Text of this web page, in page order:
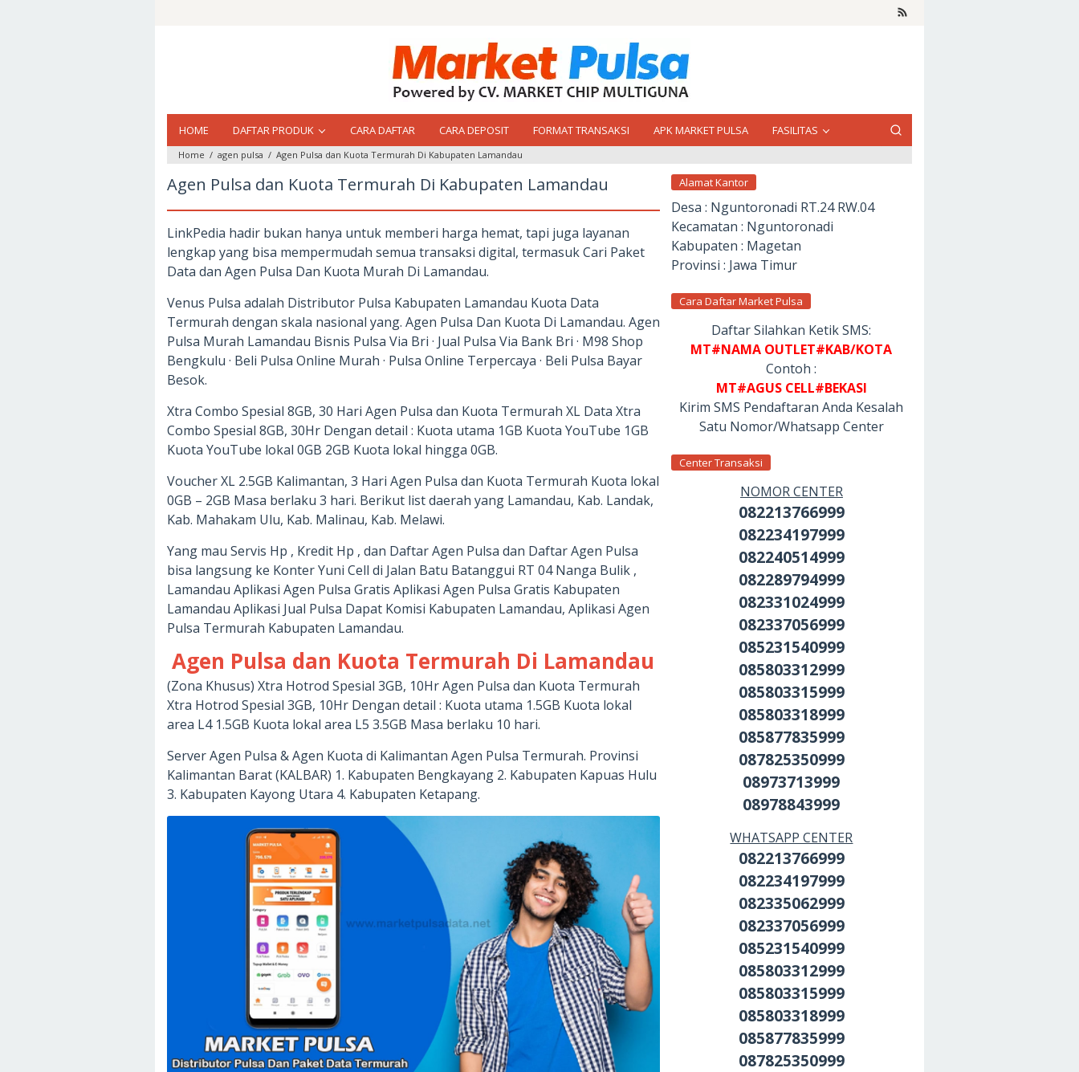
HOME DAFTAR PRODUK CARA DAFTAR CARA DEPOSIT FORMAT TRANSAKSI APK MARKET PULSA FASILITAS
Home / agen pulsa / Agen Pulsa dan Kuota Termurah Di Kabupaten Lamandau
Agen Pulsa dan Kuota Termurah Di Kabupaten Lamandau
LinkPedia hadir bukan hanya untuk memberi harga hemat, tapi juga layanan
lengkap yang bisa mempermudah semua transaksi digital, termasuk Cari Paket
Data dan Agen Pulsa Dan Kuota Murah Di Lamandau.
Venus Pulsa adalah Distributor Pulsa Kabupaten Lamandau Kuota Data
Termurah dengan skala nasional yang. Agen Pulsa Dan Kuota Di Lamandau. Agen
Pulsa Murah Lamandau Bisnis Pulsa Via Bri · Jual Pulsa Via Bank Bri · M98 Shop
Bengkulu · Beli Pulsa Online Murah · Pulsa Online Terpercaya · Beli Pulsa Bayar
Besok.
Xtra Combo Spesial 8GB, 30 Hari Agen Pulsa dan Kuota Termurah XL Data Xtra
Combo Spesial 8GB, 30Hr Dengan detail : Kuota utama 1GB Kuota YouTube 1GB
Kuota YouTube lokal 0GB 2GB Kuota lokal hingga 0GB.
Voucher XL 2.5GB Kalimantan, 3 Hari Agen Pulsa dan Kuota Termurah Kuota lokal
0GB – 2GB Masa berlaku 3 hari. Berikut list daerah yang Lamandau, Kab. Landak,
Kab. Mahakam Ulu, Kab. Malinau, Kab. Melawi.
Yang mau Servis Hp , Kredit Hp , dan Daftar Agen Pulsa dan Daftar Agen Pulsa
bisa langsung ke Konter Yuni Cell di Jalan Batu Batanggui RT 04 Nanga Bulik ,
Lamandau Aplikasi Agen Pulsa Gratis Aplikasi Agen Pulsa Gratis Kabupaten
Lamandau Aplikasi Jual Pulsa Dapat Komisi Kabupaten Lamandau, Aplikasi Agen
Pulsa Termurah Kabupaten Lamandau.
Agen Pulsa dan Kuota Termurah Di Lamandau
(Zona Khusus) Xtra Hotrod Spesial 3GB, 10Hr Agen Pulsa dan Kuota Termurah
Xtra Hotrod Spesial 3GB, 10Hr Dengan detail : Kuota utama 1.5GB Kuota lokal
area L4 1.5GB Kuota lokal area L5 3.5GB Masa berlaku 10 hari.
Server Agen Pulsa & Agen Kuota di Kalimantan Agen Pulsa Termurah. Provinsi
Kalimantan Barat (KALBAR) 1. Kabupaten Bengkayang 2. Kabupaten Kapuas Hulu
3. Kabupaten Kayong Utara 4. Kabupaten Ketapang.
Alamat Kantor
Desa : Nguntoronadi RT.24 RW.04
Kecamatan : Nguntoronadi
Kabupaten : Magetan
Provinsi : Jawa Timur
Cara Daftar Market Pulsa
Daftar Silahkan Ketik SMS:
MT#NAMA OUTLET#KAB/KOTA
Contoh :
MT#AGUS CELL#BEKASI
Kirim SMS Pendaftaran Anda Kesalah
Satu Nomor/Whatsapp Center
Center Transaksi
NOMOR CENTER
082213766999
082234197999
082240514999
082289794999
082331024999
082337056999
085231540999
085803312999
085803315999
085803318999
085877835999
087825350999
08973713999
08978843999
WHATSAPP CENTER
082213766999
082234197999
082335062999
082337056999
085231540999
085803312999
085803315999
085803318999
085877835999
087825350999